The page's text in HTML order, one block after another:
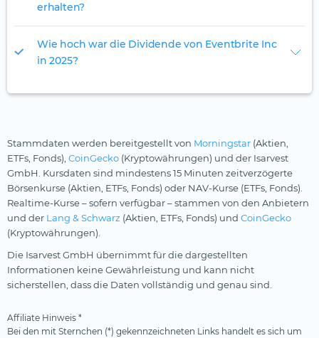
erhalten?
Wie hoch war die Dividende von Eventbrite Inc
in 2025?
Stammdaten werden bereitgestellt von Morningstar (Aktien,
ETFs, Fonds), CoinGecko (Kryptowährungen) und der Isarvest
GmbH. Kursdaten sind mindestens 15 Minuten zeitverzögerte
Börsenkurse (Aktien, ETFs, Fonds) oder NAV-Kurse (ETFs, Fonds).
Realtime-Kurse – sofern verfügbar – stammen von den Anbietern
und der Lang & Schwarz (Aktien, ETFs, Fonds) und CoinGecko
(Kryptowährungen).
Die Isarvest GmbH übernimmt für die dargestellten
Informationen keine Gewährleistung und kann nicht
sicherstellen, dass die Daten vollständig und genau sind.
Affiliate Hinweis *
Bei den mit Sternchen (*) gekennzeichneten Links handelt es sich um